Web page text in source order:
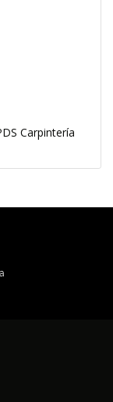
Carpintería